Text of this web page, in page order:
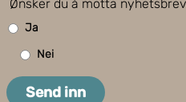
Ønsker du å motta
Ja
Nei
Send inn